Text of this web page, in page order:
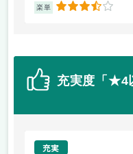
楽単 3.5
充実度「★4
充実